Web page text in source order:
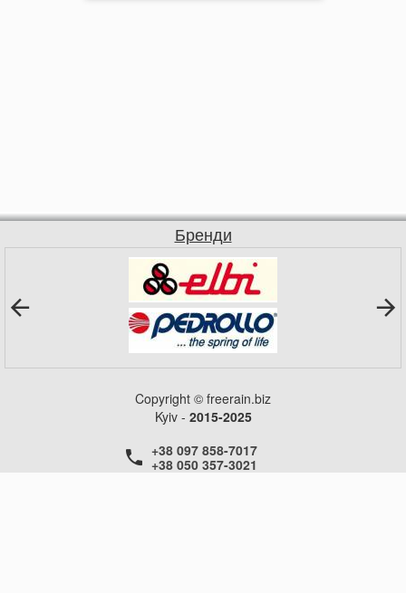
Бренди
Copyright © freerain.biz
Kyiv - 2015-2025
+38 097 858-7017
+38 050 357-3021